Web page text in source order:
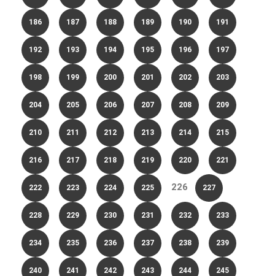
186 187 188 189 190 191
192 193 194 195 196 197
198 199 200 201 202 203
204 205 206 207 208 209
210 211 212 213 214 215
216 217 218 219 220 221
222 223 224 225 226 227
228 229 230 231 232 233
234 235 236 237 238 239
240 241 242 243 244 245